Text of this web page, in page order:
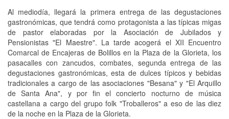
Al mediodía, llegará la primera entrega de las degustaciones
gastronómicas, que tendrá como protagonista a las típicas migas
de pastor elaboradas por la Asociación de Jubilados y
Pensionistas "El Maestre". La tarde acogerá el XII Encuentro
Comarcal de Encajeras de Bolillos en la Plaza de la Glorieta, los
pasacalles con zancudos, combates, segunda entrega de las
degustaciones gastronómicas, esta de dulces típicos y bebidas
tradicionales a cargo de las asociaciones "Besana" y "El Arquillo
de Santa Ana", y por fin el concierto nocturno de música
castellana a cargo del grupo folk "Troballeros" a eso de las diez
de la noche en la Plaza de la Glorieta.